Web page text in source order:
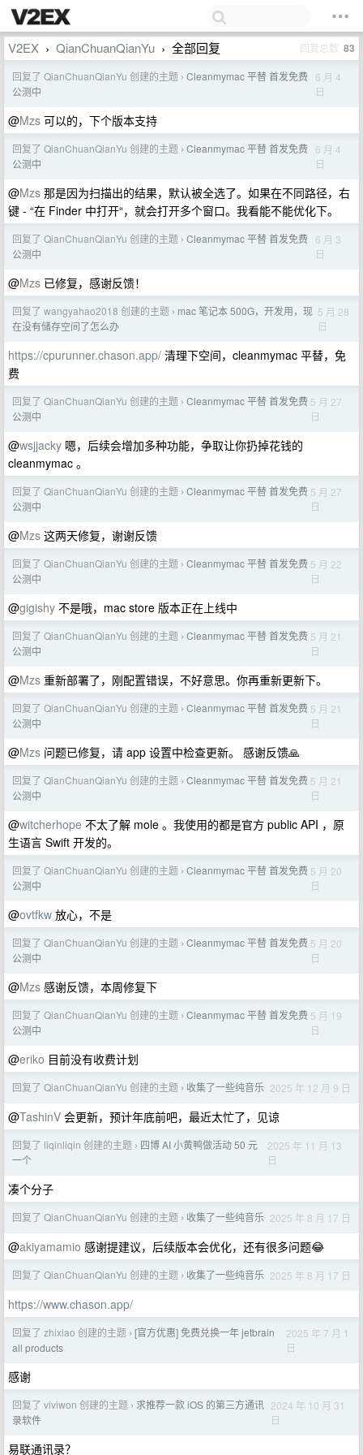
V2EX › QianChuanQianYu › 全部回复 回复总数 83
回复了 QianChuanQianYu 创建的主题 › Cleanmymac 平替 首发免费
公测中
6 月 4
日
@Mzs 可以的，下个版本支持
回复了 QianChuanQianYu 创建的主题 › Cleanmymac 平替 首发免费
公测中
6 月 4
日
@Mzs 那是因为扫描出的结果，默认被全选了。如果在不同路径，右
键 - “在 Finder 中打开“，就会打开多个窗口。我看能不能优化下。
回复了 QianChuanQianYu 创建的主题 › Cleanmymac 平替 首发免费
公测中
6 月 3
日
@Mzs 已修复，感谢反馈！
回复了 wangyahao2018 创建的主题 › mac 笔记本 500G，开发用，现
在没有储存空间了怎么办
5 月 28
日
https://cpurunner.chason.app/ 清理下空间，cleanmymac 平替，免
费
回复了 QianChuanQianYu 创建的主题 › Cleanmymac 平替 首发免费
公测中
5 月 27
日
@wsjjacky 嗯，后续会增加多种功能，争取让你扔掉花钱的
cleanmymac 。
回复了 QianChuanQianYu 创建的主题 › Cleanmymac 平替 首发免费
公测中
5 月 27
日
@Mzs 这两天修复，谢谢反馈
回复了 QianChuanQianYu 创建的主题 › Cleanmymac 平替 首发免费
公测中
5 月 22
日
@gigishy 不是哦，mac store 版本正在上线中
回复了 QianChuanQianYu 创建的主题 › Cleanmymac 平替 首发免费
公测中
5 月 21
日
@Mzs 重新部署了，刚配置错误，不好意思。你再重新更新下。
回复了 QianChuanQianYu 创建的主题 › Cleanmymac 平替 首发免费
公测中
5 月 21
日
@Mzs 问题已修复，请 app 设置中检查更新。 感谢反馈🙏
回复了 QianChuanQianYu 创建的主题 › Cleanmymac 平替 首发免费
公测中
5 月 21
日
@witcherhope 不太了解 mole 。我使用的都是官方 public API ，原
生语言 Swift 开发的。
回复了 QianChuanQianYu 创建的主题 › Cleanmymac 平替 首发免费
公测中
5 月 20
日
@ovtfkw 放心，不是
回复了 QianChuanQianYu 创建的主题 › Cleanmymac 平替 首发免费
公测中
5 月 20
日
@Mzs 感谢反馈，本周修复下
回复了 QianChuanQianYu 创建的主题 › Cleanmymac 平替 首发免费
公测中
5 月 19
日
@eriko 目前没有收费计划
回复了 QianChuanQianYu 创建的主题 › 收集了一些纯音乐 2025 年 12 月 9 日
@TashinV 会更新，预计年底前吧，最近太忙了，见谅
回复了 liqinliqin 创建的主题 › 四博 AI 小黄鸭做活动 50 元
一个
2025 年 11 月 13
日
凑个分子
回复了 QianChuanQianYu 创建的主题 › 收集了一些纯音乐 2025 年 8 月 17 日
@akiyamamio 感谢提建议，后续版本会优化，还有很多问题😂
回复了 QianChuanQianYu 创建的主题 › 收集了一些纯音乐 2025 年 8 月 17 日
https://www.chason.app/
回复了 zhixiao 创建的主题 › [官方优惠] 免费兑换一年 jetbrain
all products
2025 年 7 月 1
日
感谢
回复了 viviwon 创建的主题 › 求推荐一款 iOS 的第三方通讯
录软件
2024 年 10 月 31
日
易联通讯录？